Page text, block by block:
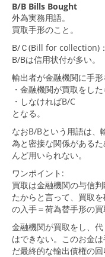
B/B Bills Bought
外為実務用語。
買取手形のこと。
B/Ｃ(Bill for collection)
B/Bは信用状付が多い。
輸出者が金融機関に手形
・金融機関が買取をし
・しなければB/C
となる。
なおB/Bという用語は、
為と密接な関係がある
んど用いられない。
ワンポイント:
買取は金融機関の与信
たからと言って、買取
の入手＝荷為替手形の買
金融機関が買取をし、
はできない。このお金
だ最終的な輸出債権の回